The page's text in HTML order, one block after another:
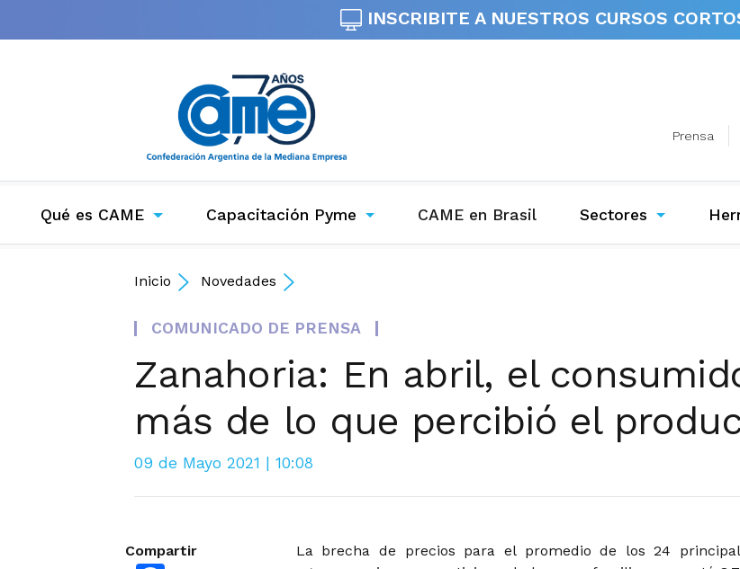
INSCRIBITE A NUESTROS CURSOS
Prensa
Qué es CAME Capacitación Pyme CAME en Brasil(current)Sectores
Inicio Novedades
COMUNICADO DE PRENSA
Zanahoria: En abril, el
más de lo que percibió el
09 de Mayo 2021 | 10:08
Compartir
La brecha de precios para el promedio de los 24